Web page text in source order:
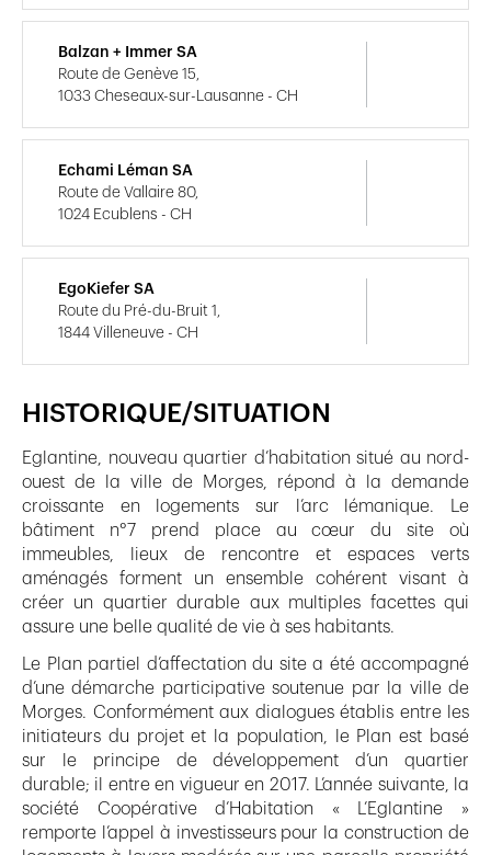
HISTORIQUE/SITUATION
Eglantine, nouveau quartier d’habitation situé au nord-
ouest de la ville de Morges, répond à la demande
croissante en logements sur l’arc lémanique. Le
bâtiment n°7 prend place au cœur du site où
immeubles, lieux de rencontre et espaces verts
aménagés forment un ensemble cohérent visant à
créer un quartier durable aux multiples facettes qui
assure une belle qualité de vie à ses habitants.
Le Plan partiel d’affectation du site a été accompagné
d’une démarche participative soutenue par la ville de
Morges. Conformément aux dialogues établis entre les
initiateurs du projet et la population, le Plan est basé
sur le principe de développement d’un quartier
durable; il entre en vigueur en 2017. L’année suivante, la
société Coopérative d’Habitation « L’Eglantine »
remporte l’appel à investisseurs pour la construction de
Balzan + Immer SA
Route de Genève 15,
1033 Cheseaux-sur-Lausanne - CH
Echami Léman SA
Route de Vallaire 80,
1024 Ecublens - CH
EgoKiefer SA
Route du Pré-du-Bruit 1,
1844 Villeneuve - CH